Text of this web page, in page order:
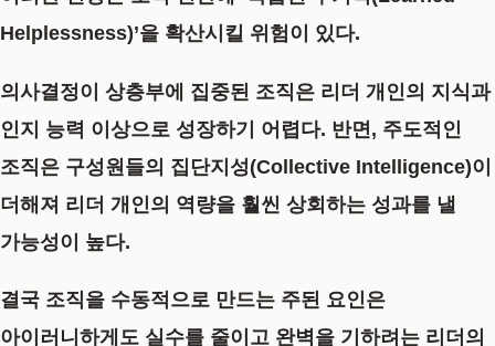
Helplessness)’을 확산시킬 위험이 있다.
의사결정이 상층부에 집중된 조직은 리더 개인의 지식과
인지 능력 이상으로 성장하기 어렵다. 반면, 주도적인
조직은 구성원들의 집단지성(Collective Intelligence)이
더해져 리더 개인의 역량을 훨씬 상회하는 성과를 낼
가능성이 높다.
결국 조직을 수동적으로 만드는 주된 요인은
아이러니하게도 실수를 줄이고 완벽을 기하려는 리더의